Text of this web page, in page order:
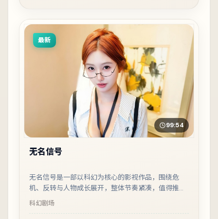
最新
99:54
无名信号
无名信号是一部以科幻为核心的影视作品，围绕危
机、反转与人物成长展开，整体节奏紧凑，值得推荐
观看。
科幻剧场